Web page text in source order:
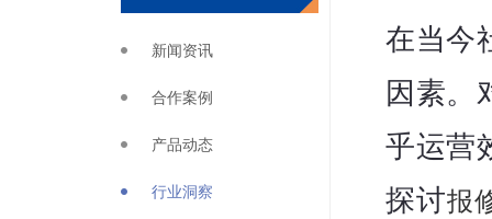
新闻资讯
合作案例
产品动态
行业洞察
在当今
因素。
乎运营
探讨报